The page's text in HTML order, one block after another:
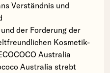
Verständnis und
der Forderung der
Kosmetik-
Australia
Australia strebt